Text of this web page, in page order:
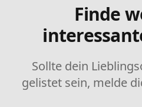
Finde
Sollte dein
gelistet sein, melde